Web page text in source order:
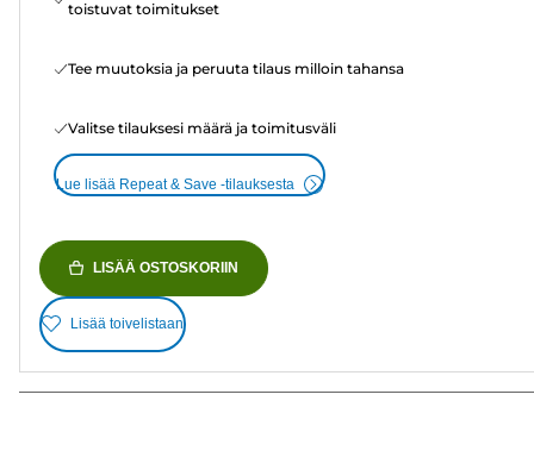
toistuvat toimitukset
Tee muutoksia ja peruuta tilaus milloin tahansa
Valitse tilauksesi määrä ja toimitusväli
Lue lisää Repeat & Save -tilauksesta
LISÄÄ OSTOSKORIIN
Lisää toivelistaan